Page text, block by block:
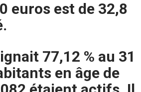
euros est de 32,8
77,12 % au 31
en âge de